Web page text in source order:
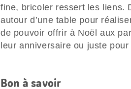
fine, bricoler ressert les liens.
autour d’une table pour
de pouvoir offrir à Noël aux
leur anniversaire ou juste
Bon à savoir